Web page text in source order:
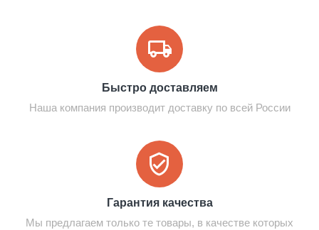
Быстро доставляем
Наша компания производит доставку по всей России
Гарантия качества
Мы предлагаем только те товары, в качестве которых